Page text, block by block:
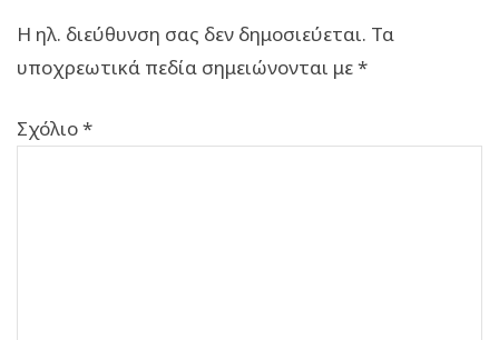
Η ηλ. διεύθυνση σας δεν δημοσιεύεται. Τα
υποχρεωτικά πεδία σημειώνονται με*
Σχόλιο*